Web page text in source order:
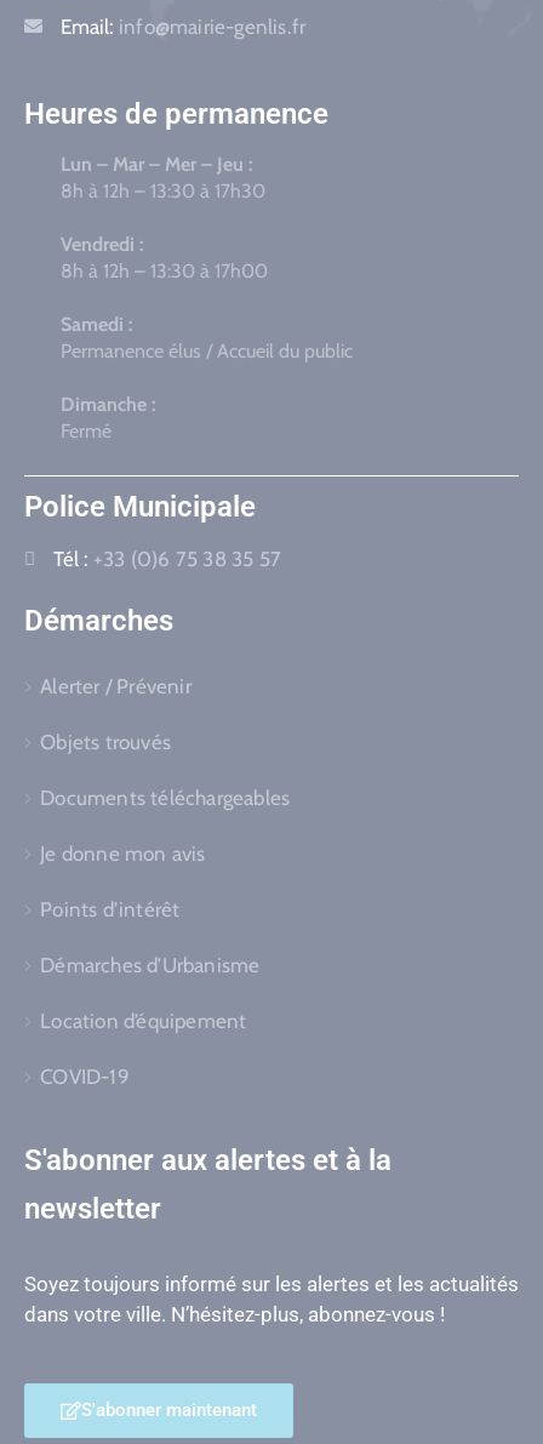
Email: info@mairie-genlis.fr
Heures de permanence
Lun – Mar – Mer – Jeu :
8h à 12h – 13:30 à 17h30
Vendredi :
8h à 12h – 13:30 à 17h00
Samedi :
Permanence élus / Accueil du public
Dimanche :
Fermé
Police Municipale
Tél : +33 (0)6 75 38 35 57
Démarches
Alerter / Prévenir
Objets trouvés
Documents téléchargeables
Je donne mon avis
Points d’intérêt
Démarches d’Urbanisme
Location d’équipement
COVID-19
S'abonner aux alertes et à la
newsletter
Soyez toujours informé sur les alertes et les actualités
dans votre ville. N’hésitez-plus, abonnez-vous !
S'abonner maintenant